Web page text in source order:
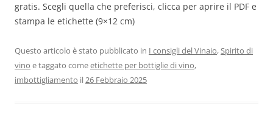
gratis. Scegli quella che preferisci, clicca per aprire il PDF e
stampa le etichette (9×12 cm)
Questo articolo è stato pubblicato in I consigli del Vinaio,Spirito di
vino e taggato comeetichette per bottiglie di vino,
imbottigliamento il26 Febbraio 2025